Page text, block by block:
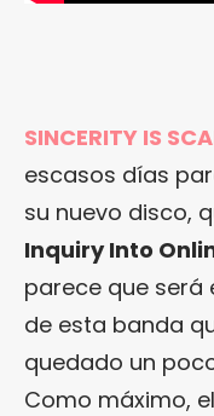
SINCERITY IS
escasos días
su nuevo disco,
Inquiry Into
parece que será
de esta banda
quedado un
Como máximo,